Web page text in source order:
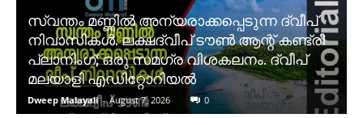
സ്വന്തം മണ്ണിൽ അന്യരാക്കപ്പെടുന്ന ദ്വീപ്
നിവാസികൾ. ലക്ഷദ്വീപ് ടൗൺ ആന്റ് കണ്ട്രി
പ്ലാനിംഗ്; ഒരു സമഗ്ര വിശകലനം. ദ്വീപ്
മലയാളി എഡിറ്റോറിയൽ
Dweep Malayali - August 7, 2026 0